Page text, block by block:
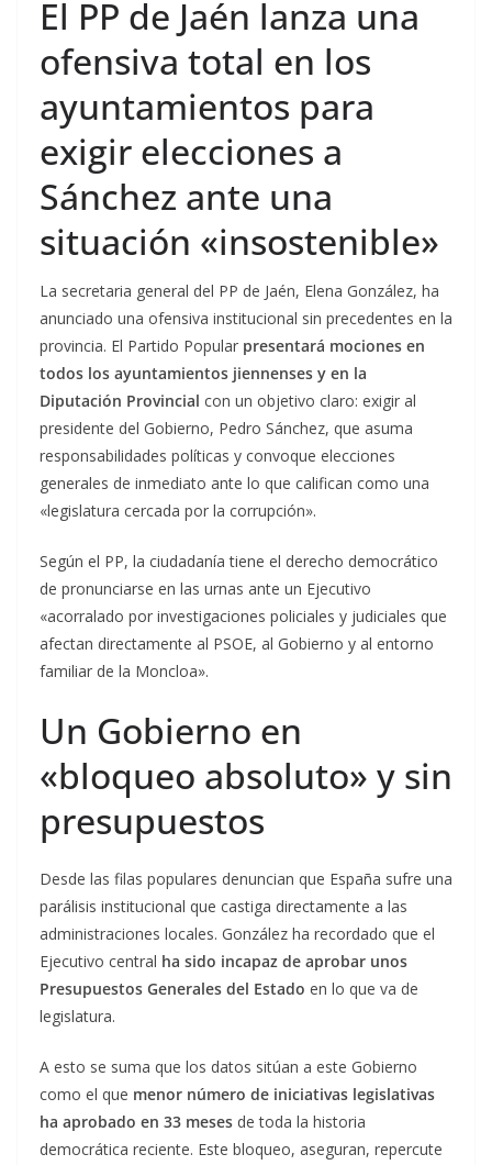
El PP de Jaén lanza una
ofensiva total en los
ayuntamientos para
exigir elecciones a
Sánchez ante una
situación «insostenible»
La secretaria general del PP de Jaén, Elena González, ha
anunciado una ofensiva institucional sin precedentes en la
provincia. El Partido Popular presentará mociones en
todos los ayuntamientos jiennenses y en la
Diputación Provincial con un objetivo claro: exigir al
presidente del Gobierno, Pedro Sánchez, que asuma
responsabilidades políticas y convoque elecciones
generales de inmediato ante lo que califican como una
«legislatura cercada por la corrupción».
Según el PP, la ciudadanía tiene el derecho democrático
de pronunciarse en las urnas ante un Ejecutivo
«acorralado por investigaciones policiales y judiciales que
afectan directamente al PSOE, al Gobierno y al entorno
familiar de la Moncloa».
Un Gobierno en
«bloqueo absoluto» y sin
presupuestos
Desde las filas populares denuncian que España sufre una
parálisis institucional que castiga directamente a las
administraciones locales. González ha recordado que el
Ejecutivo central ha sido incapaz de aprobar unos
Presupuestos Generales del Estado en lo que va de
legislatura.
A esto se suma que los datos sitúan a este Gobierno
como el que menor número de iniciativas legislativas
ha aprobado en 33 meses de toda la historia
democrática reciente. Este bloqueo, aseguran, repercute